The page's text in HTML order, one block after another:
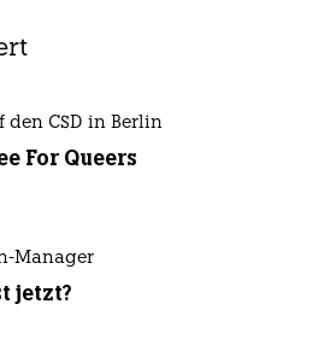
den CSD in Berlin
For Queers
Manager
jetzt?